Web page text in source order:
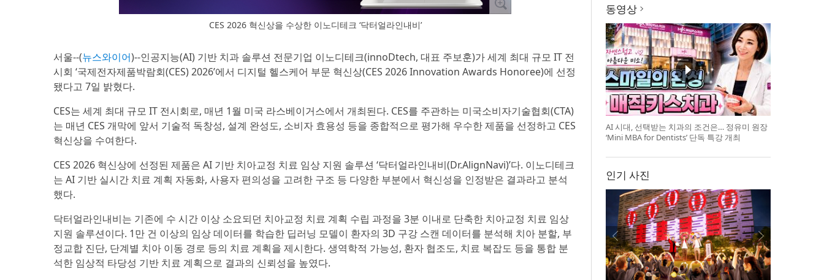
CES 2026 혁신상을 수상한 이노디테크 ‘닥터얼라인내비’
서울--(뉴스와이어)--인공지능(AI) 기반 치과 솔루션 전문기업 이노디테크(innoDtech, 대표 주보훈)가 세계 최대 규모 IT 전
시회 ‘국제전자제품박람회(CES) 2026’에서 디지털 헬스케어 부문 혁신상(CES 2026 Innovation Awards Honoree)에 선정
됐다고 7일 밝혔다.
CES는 세계 최대 규모 IT 전시회로, 매년 1월 미국 라스베이거스에서 개최된다. CES를 주관하는 미국소비자기술협회(CTA)
는 매년 CES 개막에 앞서 기술적 독창성, 설계 완성도, 소비자 효용성 등을 종합적으로 평가해 우수한 제품을 선정하고 CES
혁신상을 수여한다.
CES 2026 혁신상에 선정된 제품은 AI 기반 치아교정 치료 임상 지원 솔루션 ‘닥터얼라인내비(Dr.AlignNavi)’다. 이노디테크
는 AI 기반 실시간 치료 계획 자동화, 사용자 편의성을 고려한 구조 등 다양한 부분에서 혁신성을 인정받은 결과라고 분석
했다.
닥터얼라인내비는 기존에 수 시간 이상 소요되던 치아교정 치료 계획 수립 과정을 3분 이내로 단축한 치아교정 치료 임상
지원 솔루션이다. 1만 건 이상의 임상 데이터를 학습한 딥러닝 모델이 환자의 3D 구강 스캔 데이터를 분석해 치아 분할, 부
정교합 진단, 단계별 치아 이동 경로 등의 치료 계획을 제시한다. 생역학적 가능성, 환자 협조도, 치료 복잡도 등을 통합 분
석한 임상적 타당성 기반 치료 계획으로 결과의 신뢰성을 높였다.
동영상
AI 시대, 선택받는 치과의 조건은… 정유미 원장
‘Mini MBA for Dentists’ 단독 특강 개최
인기 사진